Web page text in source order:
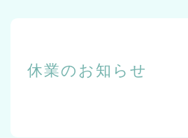
休業のお知らせ